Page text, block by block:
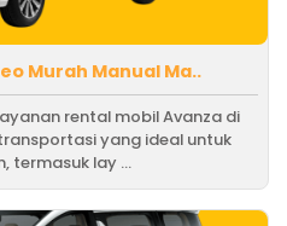
Murah Manual Ma..
rental mobil Avanza di
yang ideal untuk
termasuk lay ...